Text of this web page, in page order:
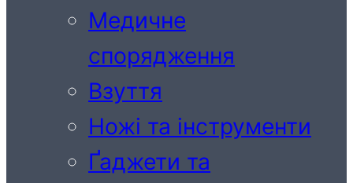
Медичне
спорядження
Взуття
Ножі та інструменти
Ґаджети та